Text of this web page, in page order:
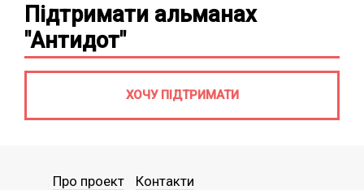
Підтримати альманах
"Антидот"
ХОЧУ ПІДТРИМАТИ
Про проект Контакти